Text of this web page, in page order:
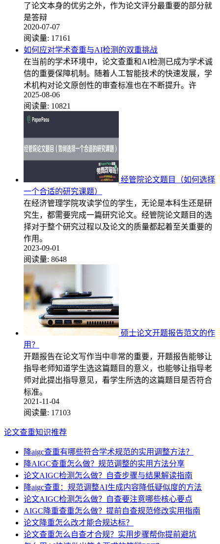
了论文本身的优劣之外，作为论文评分最重要的部分就
是答辩
2020-07-07
阅读量: 17161
如何应对学术查重与AI检测的双重挑战
在当前的学术环境中，论文查重和AI检测已成为学术诚
信的重要保障机制。随着人工智能技术的快速发展，学
术机构对论文原创性的审查标准也在不断提升。许
2025-08-06
阅读量: 10821
经管院论文题目（如何选择
一个合适的研究课题）
在经济管理学院攻读学位的学生，无论是本科生还是研
究生，都需要完成一篇研究论文。经管院论文题目的选
择对于整个研究过程以及论文的质量都起着至关重要的
作用。
2023-09-01
阅读量: 8648
硕士论文开题报告范文的作
用？
开题报告在论文写作当中非常的重要，开题报告能够让
指导老师知道学生选这篇题目的意义，也能够让指导老
师对此提出指导意见，看学生所选的这篇题目是否符合
标准。
2021-11-04
阅读量: 17103
论文查重知识推荐
降aigc查重有哪些符合学术规范的实用调整方法？
降AIGC查重怎么做？规范调整的实用方法分享
论文AIGC检测怎么做？自查步骤与结果解读指南
降aigc查重：规范调整AI生成内容降低疑似度的方法
论文AIGC检测怎么做？自查要注意哪些核心要点
AIGC降重查重怎么做？提前自查规范修改实用指南
论文降重怎么改才能合规达标？
论文查重怎么自查才合规？实用步骤帮你提前避坑